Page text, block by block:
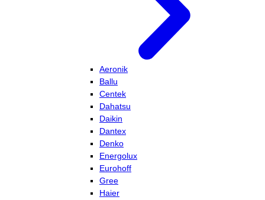
Aeronik
Ballu
Centek
Dahatsu
Daikin
Dantex
Denko
Energolux
Eurohoff
Gree
Haier